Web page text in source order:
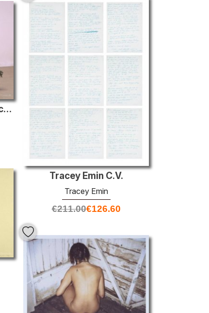
Tracey Emin C.V.
Tracey Emin
€211.00€126.60
Der perfekte Ort zum Wachsen